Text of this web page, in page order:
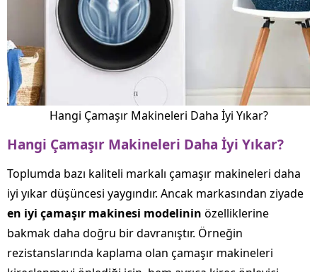
Hangi Çamaşır Makineleri Daha İyi Yıkar?
Hangi Çamaşır Makineleri Daha İyi Yıkar?
Toplumda bazı kaliteli markalı çamaşır makineleri daha
iyi yıkar düşüncesi yaygındır. Ancak markasından ziyade
en iyi çamaşır makinesi modelinin özelliklerine
bakmak daha doğru bir davranıştır. Örneğin
rezistanslarında kaplama olan çamaşır makineleri